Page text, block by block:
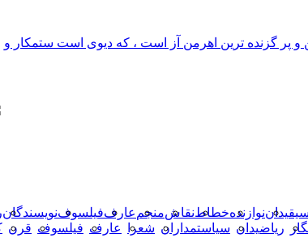
و پر گزنده ترین اهرمن آز است ، که دیوی است ستمکار و
نوازندهخطاطنقاشمنجم عارففیلسوفنویسندگان
ریاضیدان سیاستمداران شعرا عارف فیلسوف قرن